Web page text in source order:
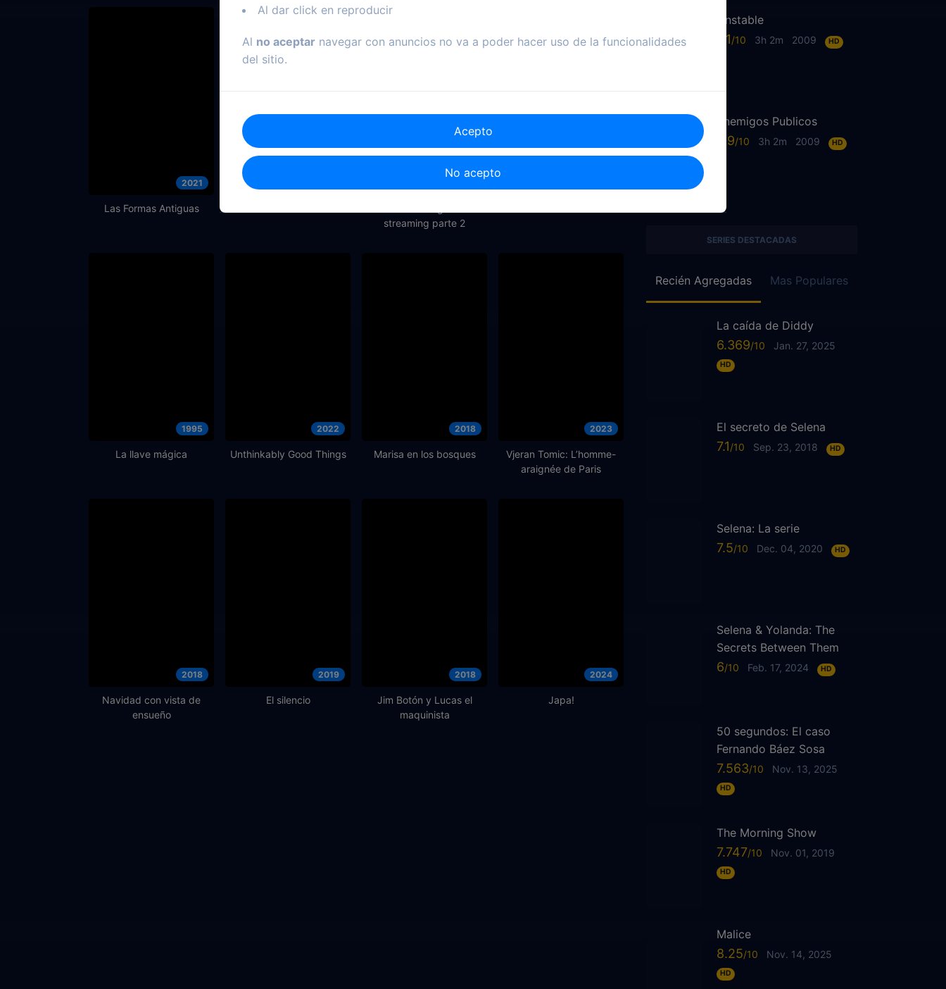
2021
Las Formas Antiguas
streaming parte 2
1995
La llave mágica
2022
Unthinkably Good Things
2018
Marisa en los bosques
2023
Vjeran Tomic: L’homme-
araignée de Paris
2018
Navidad con vista de
ensueño
2019
El silencio
2018
Jim Botón y Lucas el
maquinista
2024
Japa!
Unstable
6.1 3h 2m 2009 HD
Enemigos Publicos
6.9 3h 2m 2009 HD
SERIES DESTACADAS
Recién Agregadas Mas Populares
La caída de Diddy
6.369 Jan. 27, 2025
HD
El secreto de Selena
7.1 Sep. 23, 2018 HD
Selena: La serie
7.5 Dec. 04, 2020 HD
Selena & Yolanda: The
Secrets Between Them
6 Feb. 17, 2024 HD
50 segundos: El caso
Fernando Báez Sosa
7.563 Nov. 13, 2025
HD
The Morning Show
7.747 Nov. 01, 2019
HD
Malice
8.25 Nov. 14, 2025
HD
Al dar click en reproducir
Al no aceptar navegar con anuncios no va a poder hacer uso de la funcionalidades
del sitio.
Acepto
No acepto